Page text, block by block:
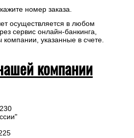
номер заказа.
осуществляется в любом
сервис онлайн-банкинга,
компании, указанные в счете.
компании